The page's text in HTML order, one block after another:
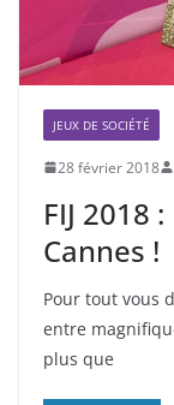
JEUX DE SOCIÉTÉ
28 février 2018
FIJ 2018
Cannes !
Pour tout vous
entre
plus que